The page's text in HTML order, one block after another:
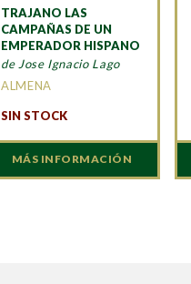
TRAJANO LAS
CAMPAÑAS DE UN
EMPERADOR HISPANO
de Jose Ignacio Lago
ALMENA
SIN STOCK
MÁS INFORMACIÓN